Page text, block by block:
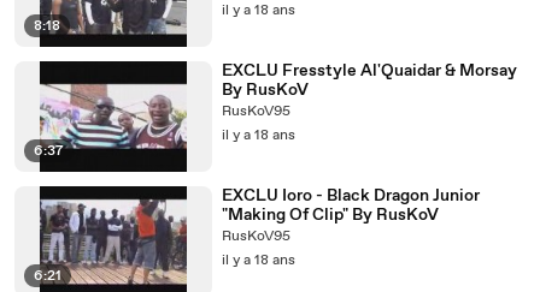
8:18
il y a 18 ans
6:37
EXCLU Fresstyle Al'Quaidar & Morsay
By RusKoV
RusKoV95
il y a 18 ans
6:21
EXCLU Ioro - Black Dragon Junior
"Making Of Clip" By RusKoV
RusKoV95
il y a 18 ans